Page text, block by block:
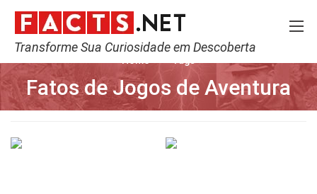
Transforme Sua Curiosidade em Descoberta
Fatos de Jogos de Aventura